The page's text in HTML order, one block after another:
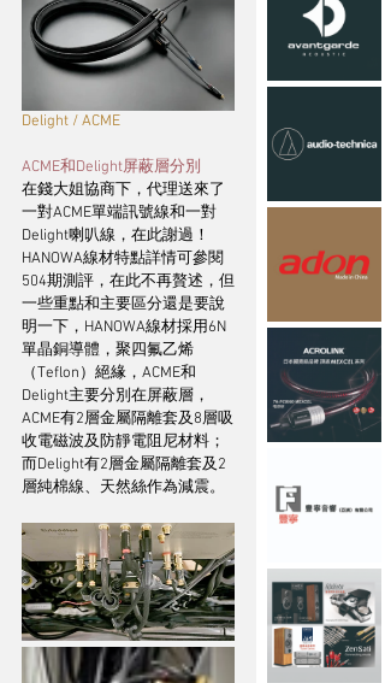
Delight / ACME
ACME和Delight屏蔽層分別
在錢大姐協商下，代理送來了
一對ACME單端訊號線和一對
Delight喇叭線，在此謝過！
HANOWA線材特點詳情可參閱
504期測評，在此不再贅述，但
一些重點和主要區分還是要說
明一下，HANOWA線材採用6N
單晶銅導體，聚四氟乙烯
（Teflon）絕緣，ACME和
Delight主要分別在屏蔽層，
ACME有2層金屬隔離套及8層吸
收電磁波及防靜電阻尼材料；
而Delight有2層金屬隔離套及2
層純棉線、天然絲作為減震。